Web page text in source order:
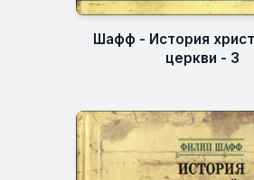
Шафф - История
церкви - 3